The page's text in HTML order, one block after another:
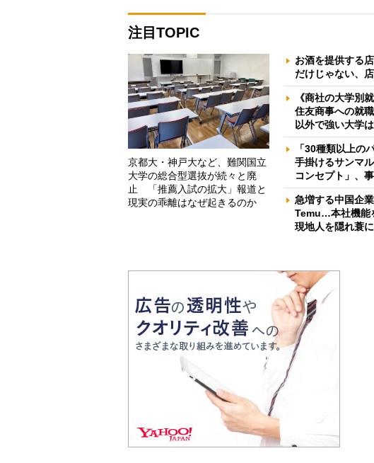
注目TOPIC
京都大・神戸大など、難関国立
大学の総合型選抜が続々と廃
止 「推薦入試の拡大」報道と
現実の乖離はなぜ起きるのか
お酒を提供する
だけじゃない、
《商社の大学別
住友商事への就
以外で強い大学
「30種類以上の
手掛けるサンマ
コンセプト」、
急増する中国企
Temu…本社機能
現地人を隠れ蓑